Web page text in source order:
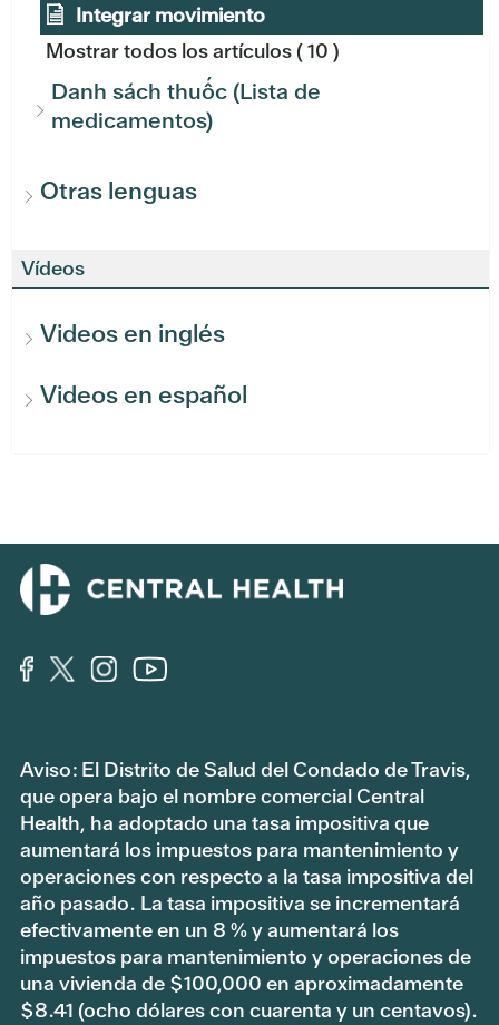
Integrar movimiento
Mostrar todos los artículos( 10 )
Danh sách thuốc (Lista de
medicamentos)
Otras lenguas
Vídeos
Videos en inglés
Videos en español
Aviso: El Distrito de Salud del Condado de Travis,
que opera bajo el nombre comercial Central
Health, ha adoptado una tasa impositiva que
aumentará los impuestos para mantenimiento y
operaciones con respecto a la tasa impositiva del
año pasado. La tasa impositiva se incrementará
efectivamente en un 8 % y aumentará los
impuestos para mantenimiento y operaciones de
una vivienda de $100,000 en aproximadamente
$8.41 (ocho dólares con cuarenta y un centavos).